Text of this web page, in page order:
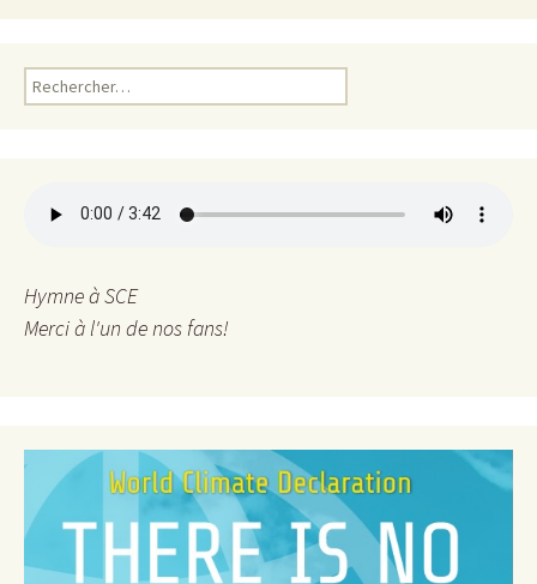
R
e
rHymne à SCE
Merci à l'un de nos fans!